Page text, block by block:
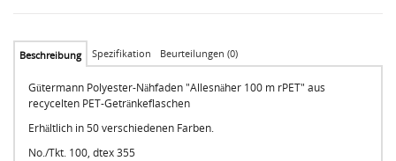
Beschreibung Spezifikation Beurteilungen (0)
Gütermann Polyester-Nähfaden "Allesnäher 100 m rPET" aus
recycelten PET-Getränkeflaschen
Erhältlich in 50 verschiedenen Farben.
No./Tkt. 100, dtex355